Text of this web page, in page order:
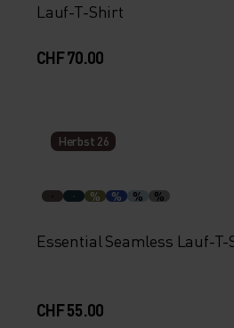
Lauf-T-Shirt
CHF 70.00
Herbst 26
% % % %
Essential Seamless Lauf-
CHF 55.00